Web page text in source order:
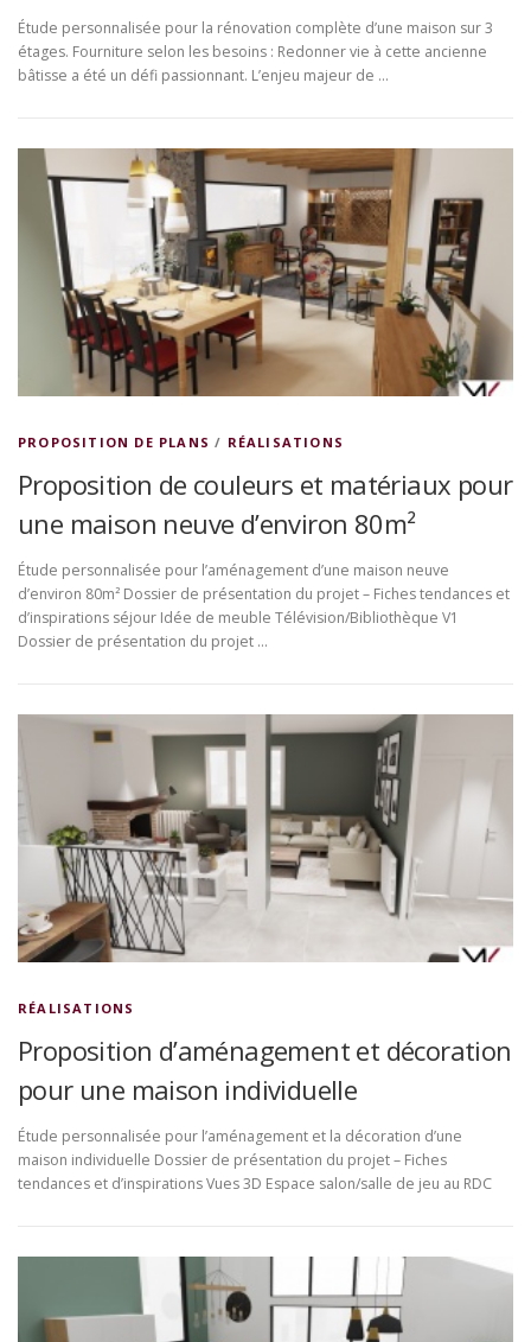
Étude personnalisée pour la rénovation complète d’une maison sur 3
étages. Fourniture selon les besoins : Redonner vie à cette ancienne
bâtisse a été un défi passionnant. L’enjeu majeur de …
PROPOSITION DE PLANS / RÉALISATIONS
Proposition de couleurs et matériaux pour
une maison neuve d’environ 80m²
Étude personnalisée pour l’aménagement d’une maison neuve
d’environ 80m² Dossier de présentation du projet – Fiches tendances et
d’inspirations séjour Idée de meuble Télévision/Bibliothèque V1
Dossier de présentation du projet …
RÉALISATIONS
Proposition d’aménagement et décoration
pour une maison individuelle
Étude personnalisée pour l’aménagement et la décoration d’une
maison individuelle Dossier de présentation du projet – Fiches
tendances et d’inspirations Vues 3D Espace salon/salle de jeu au RDC